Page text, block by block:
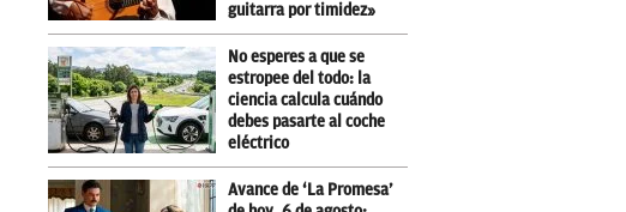
guitarra por timidez»
No esperes a que se
estropee del todo: la
ciencia calcula cuándo
debes pasarte al coche
eléctrico
Avance de ‘La Promesa’